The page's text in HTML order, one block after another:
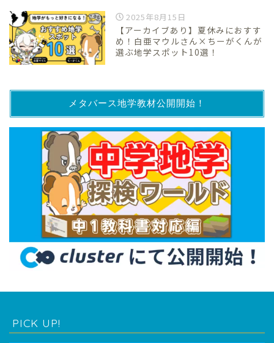
2025年8月15日
【アーカイブあり】夏休みにおすす
め！白亜マウルさん×ちーがくんが
選ぶ地学スポット10選！
メタバース地学教材公開開始！
PICK UP!